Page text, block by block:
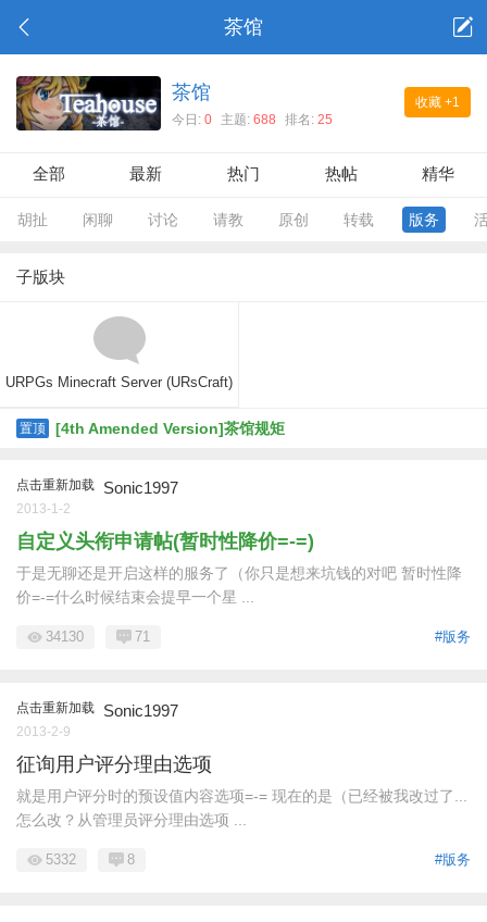
茶馆
收藏 +1
茶馆
今日:0 主题:688 排名:25
全部 最新 热门 热帖 精华
胡扯 闲聊 讨论 请教 原创 转载 版务
子版块
URPGs Minecraft Server (URsCraft)
置顶 [4th Amended Version]茶馆规矩
点击重新加载 Sonic1997
2013-1-2
自定义头衔申请帖(暂时性降价=-=)
于是无聊还是开启这样的服务了（你只是想来坑钱的对吧 暂时性降
价=-=什么时候结束会提早一个星 ...
#版务
34130 71
点击重新加载 Sonic1997
2013-2-9
征询用户评分理由选项
就是用户评分时的预设值内容选项=-= 现在的是（已经被我改过了...
怎么改？从管理员评分理由选项 ...
#版务
5332 8